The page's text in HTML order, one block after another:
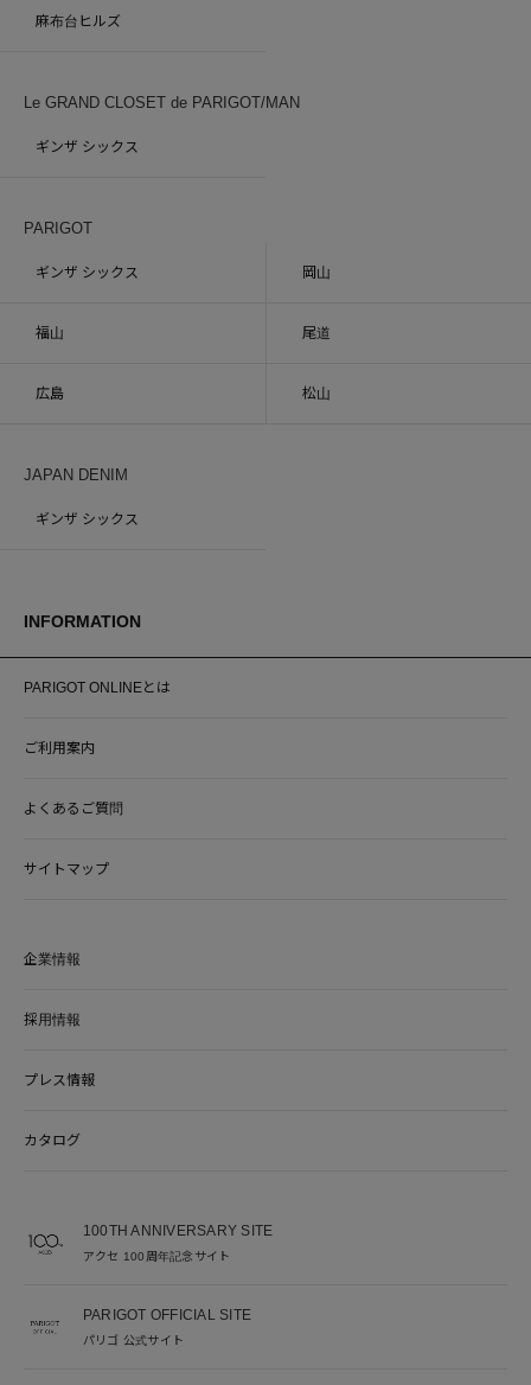
麻布台ヒルズ
Le GRAND CLOSET de PARIGOT/MAN
ギンザ シックス
PARIGOT
ギンザ シックス 岡山
福山 尾道
広島 松山
JAPAN DENIM
ギンザ シックス
INFORMATION
PARIGOT ONLINEとは
ご利用案内
よくあるご質問
サイトマップ
企業情報
採用情報
プレス情報
カタログ
100TH ANNIVERSARY SITE
アクセ 100周年記念サイト
PARIGOT OFFICIAL SITE
パリゴ 公式サイト